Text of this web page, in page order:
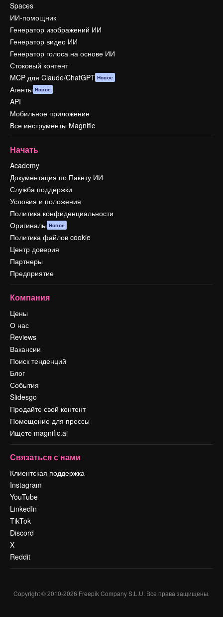
Spaces
ИИ-помощник
Генератор изображений ИИ
Генератор видео ИИ
Генератор голоса на основе ИИ
Стоковый контент
MCP для Claude/ChatGPT Новое
Агенты Новое
API
Мобильное приложение
Все инструменты Magnific
Начать
Academy
Документация по Пакету ИИ
Служба поддержки
Условия и положения
Политика конфиденциальности
Оригиналы Новое
Политика файлов cookie
Центр доверия
Партнеры
Предприятие
Компания
Цены
О нас
Reviews
Вакансии
Поиск тенденций
Блог
События
Slidesgo
Продайте свой контент
Помещение для прессы
Ищете magnific.ai
Связаться с нами
Клиентская поддержка
Instagram
YouTube
LinkedIn
TikTok
Discord
X
Reddit
Copyright © 2010-2026 Freepik Company S.L.U. Все права защищены.